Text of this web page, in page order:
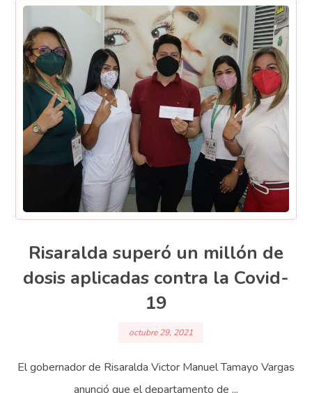
Risaralda superó un millón de
dosis aplicadas contra la Covid-
19
octubre 29, 2021
El gobernador de Risaralda Victor Manuel Tamayo Vargas
anunció que el departamento de ...